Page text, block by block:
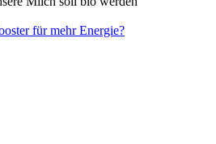
für mehr Energie?